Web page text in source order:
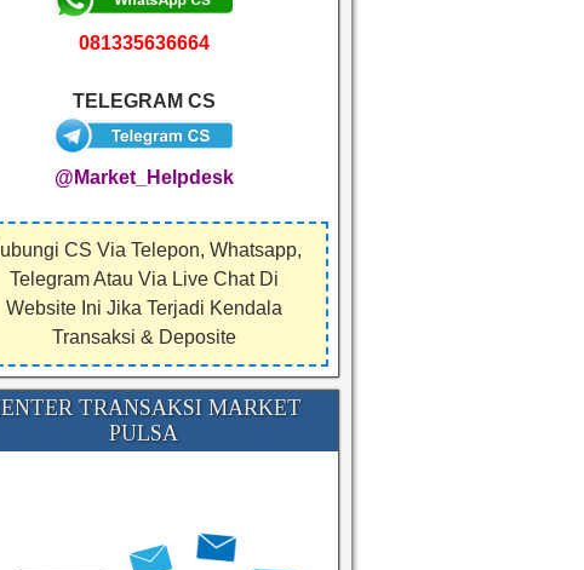
081335636664
TELEGRAM CS
@Market_Helpdesk
CS Via Telepon, Whatsapp,
Telegram Atau Via Live Chat Di
Website Ini Jika Terjadi Kendala
Transaksi & Deposite
TRANSAKSI MARKET
PULSA